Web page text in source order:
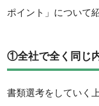
ポイント」について
①全社で全く同じ
書類選考をしていく